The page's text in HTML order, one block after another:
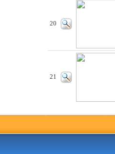
20
21